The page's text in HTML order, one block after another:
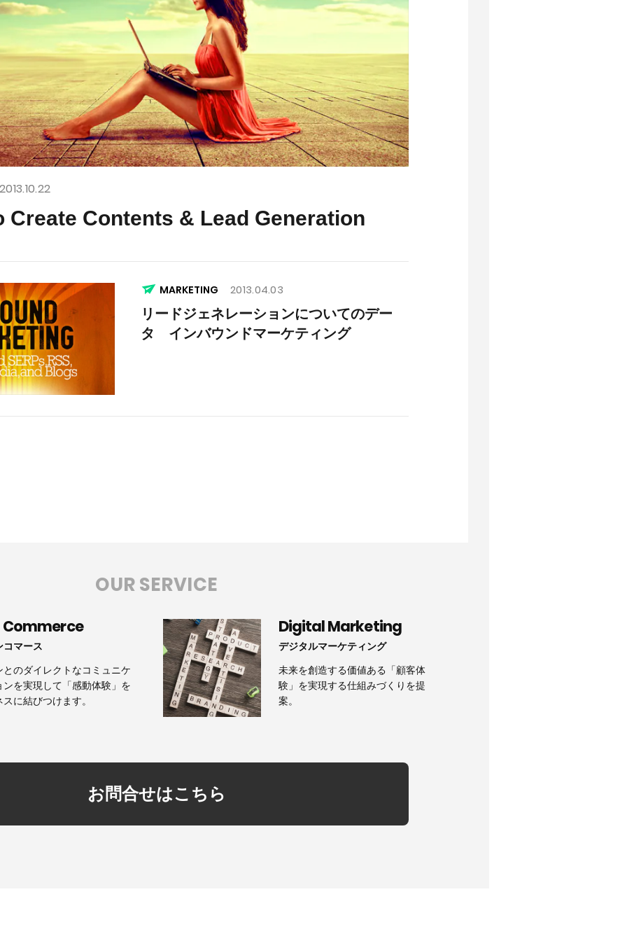
2013.10.22
Create Contents & Lead Generation
MARKETING 2013.04.03
リードジェネレーションについてのデー
タ インバウンドマーケティング
OUR SERVICE
Commerce
コマース
とのダイレクトなコミュニケ
ンを実現して「感動体験」を
に結びつけます。
Digital Marketing
デジタルマーケティング
未来を創造する価値ある「顧客体
験」を実現する仕組みづくりを提
案。
お問合せはこちら